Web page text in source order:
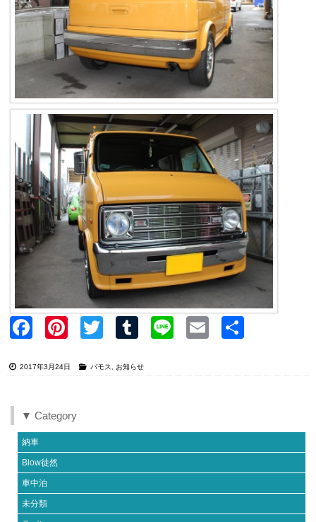
Faceb Pinter Twitter Tumblr Line Email
2017年3月24日 バモス,お知らせ
▼ Category
納車
Blow徒然
車中泊
未分類